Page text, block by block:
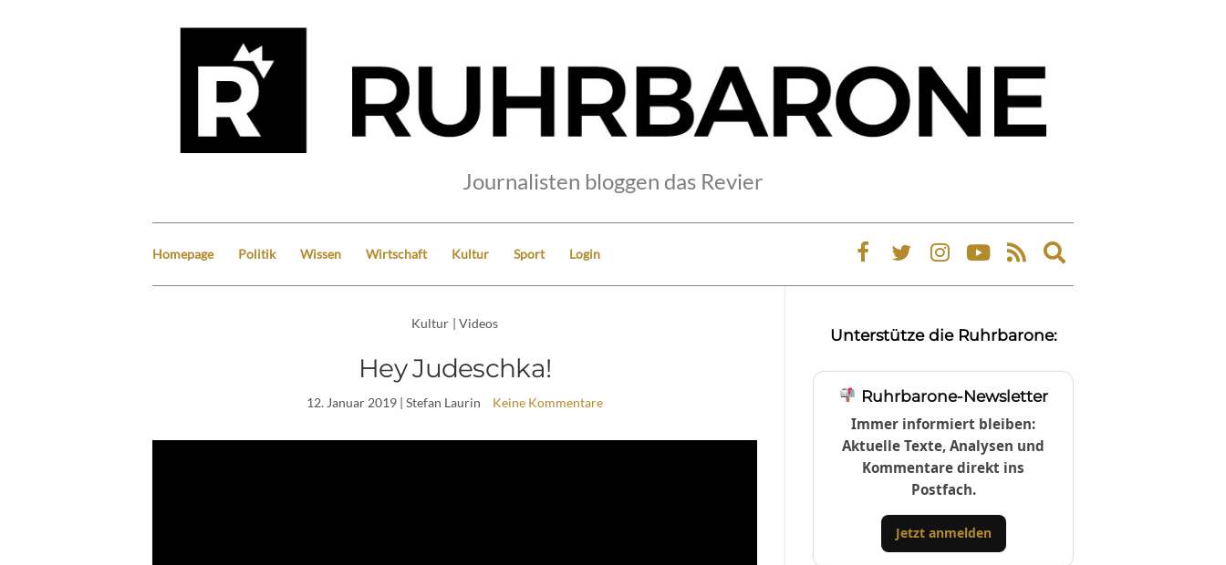
Journalisten bloggen das Revier
Homepage Politik Wissen Wirtschaft Kultur Sport Login
Expand
search
Kultur | Videos
Hey Judeschka!
12. Januar 2019 | Stefan Laurin Keine Kommentare
Unterstütze die Ruhrbarone:
Ruhrbarone-Newsletter
Immer informiert bleiben:
Aktuelle Texte, Analysen und
Kommentare direkt ins
Postfach.
Jetzt anmelden